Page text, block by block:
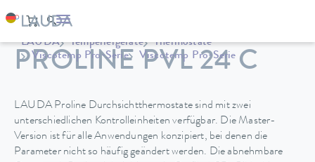
LAUDA Temperiergeräte
Thermostate
Viscotemp Pro-Serie
Viscotemp Pro-Serie
PROLINE PVL 24 C
LAUDA Proline Durchsichtthermostate sind mit zwei
unterschiedlichen Kontrolleinheiten verfügbar. Die Master-
Version ist für alle Anwendungen konzipiert, bei denen die
Parameter nicht so häufig geändert werden. Die abnehmbare